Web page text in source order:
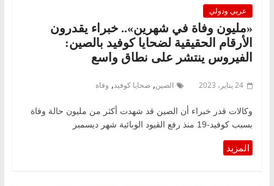
عربي ودولي
«مليون وفاة في شهرين».. خبراء يقدرون
الأرقام الحقيقية لضحايا كوفيد بالصين:
الفيروس ينتشر على نطاق واسع
24 يناير، 2023 الصين, ضحايا كوفيد, وفاة
وكالات قدر خبراء أن الصين قد شهدت أكثر من مليون حالة وفاة
بسبب كوفيد-19 منذ رفع القيود الوبائية شهر ديسمبر